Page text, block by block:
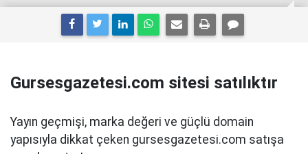
Gursesgazetesi.com sitesi satılıktır
Yayın geçmişi, marka değeri ve güçlü domain
yapısıyla dikkat çeken gursesgazetesi.com satışa